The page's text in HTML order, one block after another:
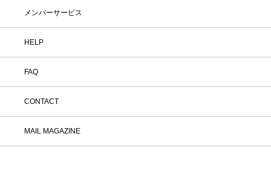
メンバーサービス
HELP
FAQ
CONTACT
MAIL MAGAZINE